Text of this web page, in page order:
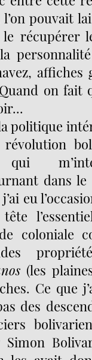
pouvait
récupérer
on fait
politique
dans
eu
tête
coloniale
(les
Ce que
des